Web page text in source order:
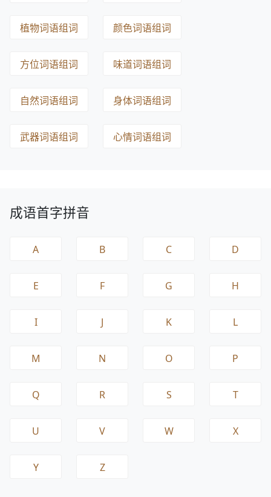
植物词语组词 颜色词语组词
方位词语组词 味道词语组词
自然词语组词 身体词语组词
武器词语组词 心情词语组词
成语首字拼音
A B C D
E F G H
I J K L
M N O P
Q R S T
U V W X
Y Z